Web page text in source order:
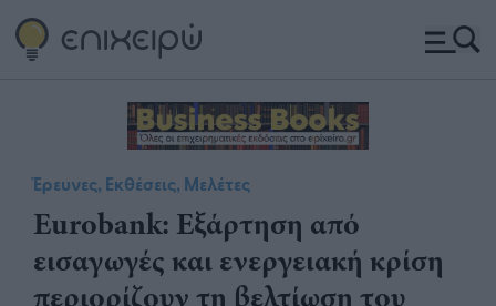
Έρευνες, Εκθέσεις, Μελέτες
Eurobank: Εξάρτηση από
εισαγωγές και ενεργειακή κρίση
περιορίζουν τη βελτίωση του